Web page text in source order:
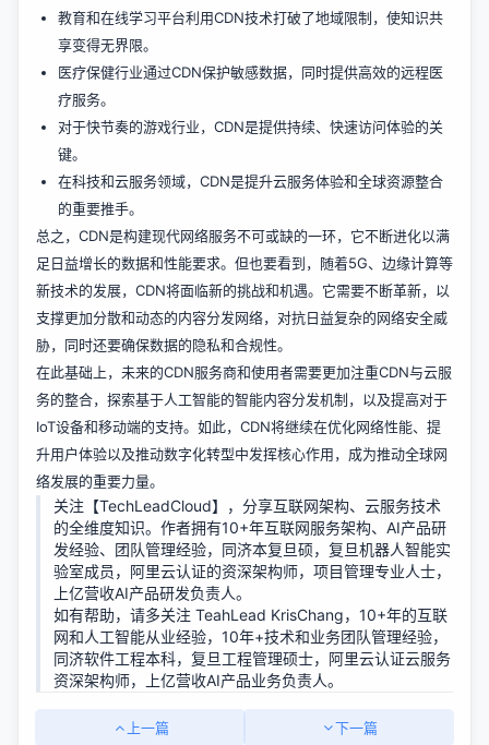
教育和在线学习平台利用CDN技术打破了地域限制，使知识共
享变得无界限。
医疗保健行业通过CDN保护敏感数据，同时提供高效的远程医
疗服务。
对于快节奏的游戏行业，CDN是提供持续、快速访问体验的关
键。
在科技和云服务领域，CDN是提升云服务体验和全球资源整合
的重要推手。
总之，CDN是构建现代网络服务不可或缺的一环，它不断进化以满
足日益增长的数据和性能要求。但也要看到，随着5G、边缘计算等
新技术的发展，CDN将面临新的挑战和机遇。它需要不断革新，以
支撑更加分散和动态的内容分发网络，对抗日益复杂的网络安全威
胁，同时还要确保数据的隐私和合规性。
在此基础上，未来的CDN服务商和使用者需要更加注重CDN与云服
务的整合，探索基于人工智能的智能内容分发机制，以及提高对于
IoT设备和移动端的支持。如此，CDN将继续在优化网络性能、提
升用户体验以及推动数字化转型中发挥核心作用，成为推动全球网
络发展的重要力量。
关注【TechLeadCloud】，分享互联网架构、云服务技术
的全维度知识。作者拥有10+年互联网服务架构、AI产品研
发经验、团队管理经验，同济本复旦硕，复旦机器人智能实
验室成员，阿里云认证的资深架构师，项目管理专业人士，
上亿营收AI产品研发负责人。
如有帮助，请多关注 TeahLead KrisChang，10+年的互联
网和人工智能从业经验，10年+技术和业务团队管理经验，
同济软件工程本科，复旦工程管理硕士，阿里云认证云服务
资深架构师，上亿营收AI产品业务负责人。
上一篇 下一篇